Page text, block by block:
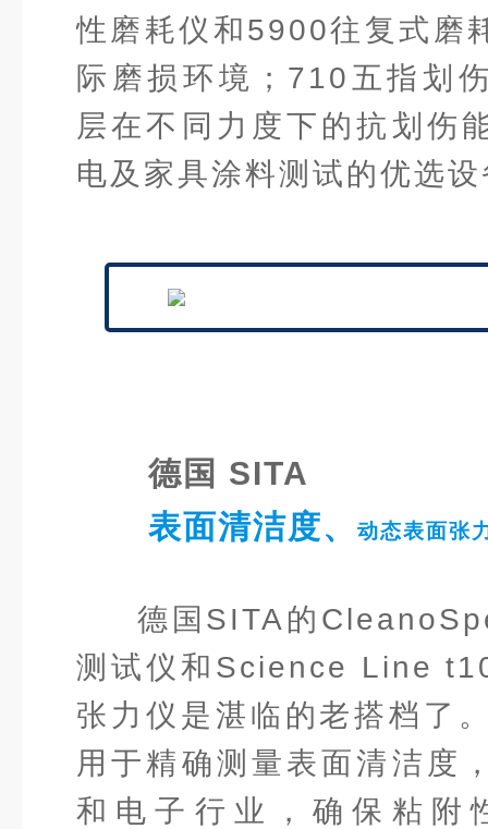
性磨耗仪和5900往复式磨
际磨损环境；710五指划
层在不同力度下的抗划伤
电及家具涂料测试的优选
德国 SITA
表面清洁度、
动态表面张
德国SITA的
测试仪和Science Line
张力仪是湛临的老搭档了
用于精确测量表面清洁度
和电子行业，确保粘附